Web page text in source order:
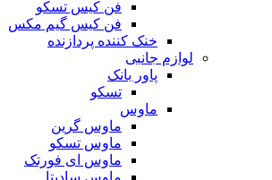
فن کیس تسکو
فن کیس گیم مکس
خنک کننده پردازنده
لوازم جانبی
پاور بانک
تسکو
ماوس
ماوس گرین
ماوس تسکو
ماوس ای فورتک